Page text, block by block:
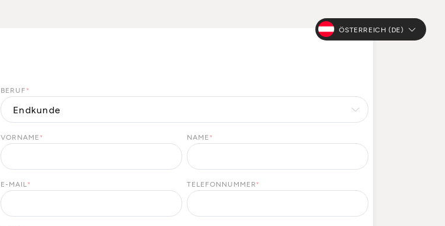
ÖSTERREICH (DE)
BERUF *
VORNAME * NAME *
E-MAIL * TELEFONNUMMER*